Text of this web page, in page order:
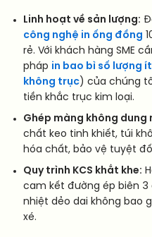
Linh hoạt về sản lượng:
công nghệ in ống đồng
rẻ. Với khách hàng SME
pháp in bao bì số lượng ít
không trục) của chúng
tiền khắc trục kim loại.
Ghép màng không dung
chất keo tinh khiết, túi
hóa chất, bảo vệ tuyệt
Quy trình KCS khắt khe:
cam kết đường ép biên 3
nhiệt dẻo dai không bao
xé.